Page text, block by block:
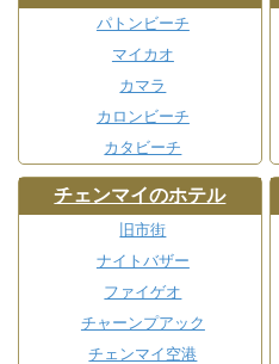
パトンビーチ
マイカオ
カマラ
カロンビーチ
カタビーチ
チェンマイのホテル
旧市街
ナイトバザー
ファイゲオ
チャーンプアック
チェンマイ空港